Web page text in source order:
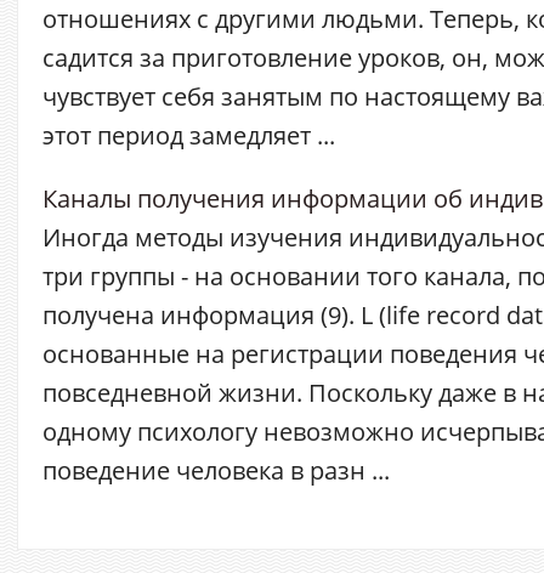
отношениях с другими людьми. Теперь,
садится за приготовление уроков, он,
чувствует себя занятым по настоящему
этот период замедляет ...
Каналы получения информации об
Иногда методы изучения
три группы - на основании того канала,
получена информация (9). L (life record
основанные на регистрации поведения
повседневной жизни. Поскольку даже в
одному психологу невозможно
поведение человека в разн ...